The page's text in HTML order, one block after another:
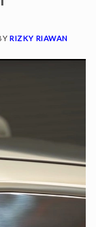
RIZKY RIAWAN